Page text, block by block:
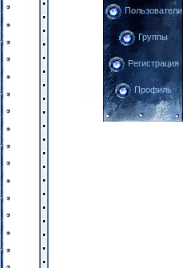
Пользователи
Группы
Регистрация
Профиль